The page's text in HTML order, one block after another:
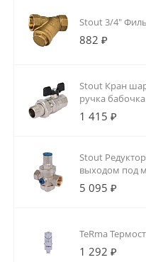
Stout 3/4"
882 ₽
Stout Кран
ручка
1 415 ₽
Stout
выходом под
5 095 ₽
TeRma
1 292 ₽